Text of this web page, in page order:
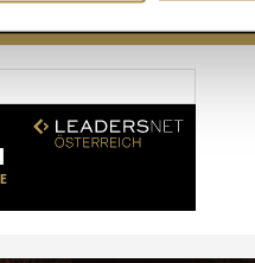
Funktionen für soziale
weiter. Unsere Partner
haben oder die sie